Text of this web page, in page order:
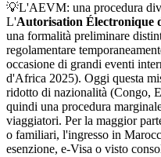
💡L'AEVM: una procedura
L'Autorisation Électronique
una formalità preliminare
regolamentare
occasione di grandi eventi
d'Africa 2025). Oggi questa
ridotto di nazionalità (Congo,
quindi una procedura
viaggiatori. Per la maggior
o familiari, l'ingresso in
esenzione, e-Visa o visto